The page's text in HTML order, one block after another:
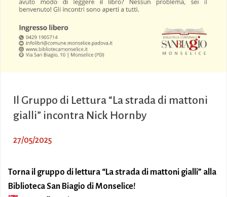
Il Gruppo di Lettura “La strada di mattoni
gialli” incontra Nick Hornby
27/05/2025
Torna il gruppo di lettura “La strada di mattoni gialli” alla
Biblioteca San Biagio di Monselice!